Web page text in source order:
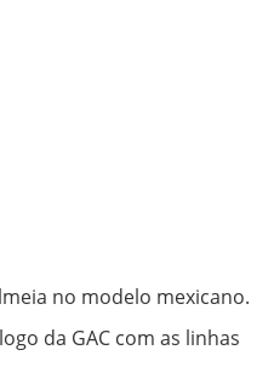
no modelo mexicano.
da GAC com as linhas